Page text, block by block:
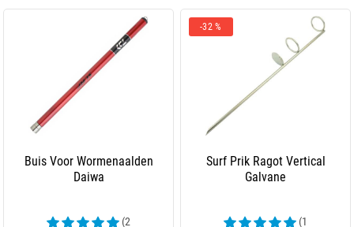
Buis Voor Wormenaalden
Daiwa
(2
-32 %
Surf Prik Ragot Vertical
Galvane
(1